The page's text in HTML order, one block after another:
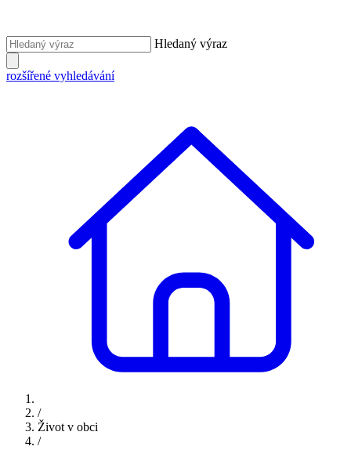
Hledaný výraz
rozšířené vyhledávání
/
Život v obci
/